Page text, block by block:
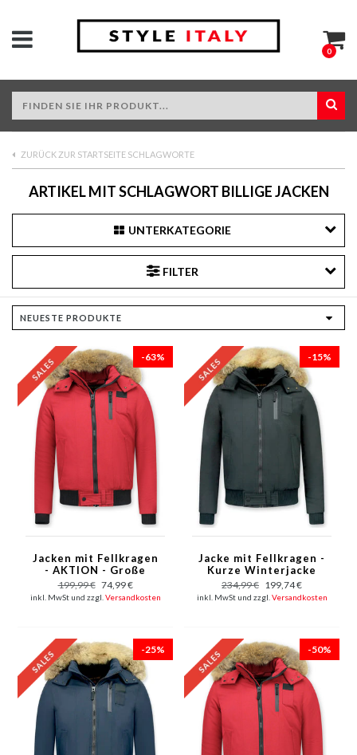
0
ZURÜCK ZUR STARTSEITE SCHLAGWORTE
ARTIKEL MIT SCHLAGWORT BILLIGE JACKEN
UNTERKATEGORIE
FILTER
-63%
Jacken mit Fellkragen
- AKTION - Große
Pelzkragen XXL - Rot
199,99 € 74,99 €
inkl. MwSt und zzgl. Versandkosten
-15%
Jacke mit Fellkragen -
Kurze Winterjacke
Herren - Großer
Pelzkragen - Schwarz
234,99 € 199,74 €
inkl. MwSt und zzgl. Versandkosten
-25% -50%